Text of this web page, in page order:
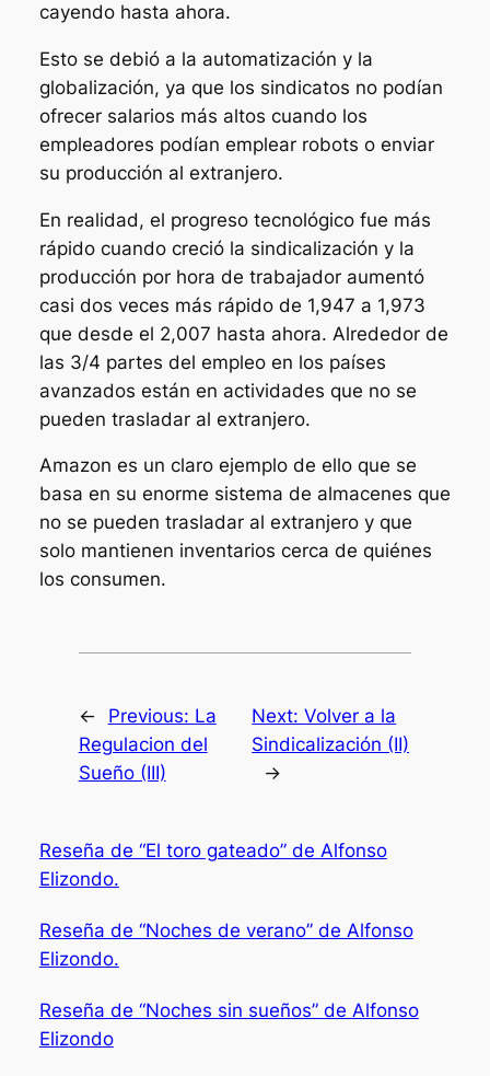
cayendo hasta ahora.
Esto se debió a la automatización y la
globalización, ya que los sindicatos no podían
ofrecer salarios más altos cuando los
empleadores podían emplear robots o enviar
su producción al extranjero.
En realidad, el progreso tecnológico fue más
rápido cuando creció la sindicalización y la
producción por hora de trabajador aumentó
casi dos veces más rápido de 1,947 a 1,973
que desde el 2,007 hasta ahora. Alrededor de
las 3/4 partes del empleo en los países
avanzados están en actividades que no se
pueden trasladar al extranjero.
Amazon es un claro ejemplo de ello que se
basa en su enorme sistema de almacenes que
no se pueden trasladar al extranjero y que
solo mantienen inventarios cerca de quiénes
los consumen.
← Previous: La
Regulacion del
Sueño (III)
Next:Volver a la
Sindicalización (II)
→
Reseña de “El toro gateado” de Alfonso
Elizondo.
Reseña de “Noches de verano” de Alfonso
Elizondo.
Reseña de “Noches sin sueños” de Alfonso
Elizondo